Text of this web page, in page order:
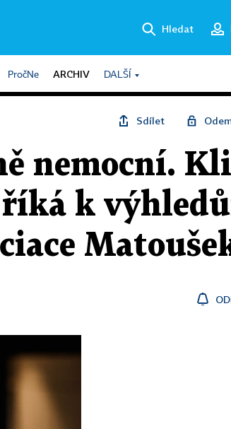
Hledat
PročNe ARCHIV DALŠÍ
Sdílet
nemocní.
říká k